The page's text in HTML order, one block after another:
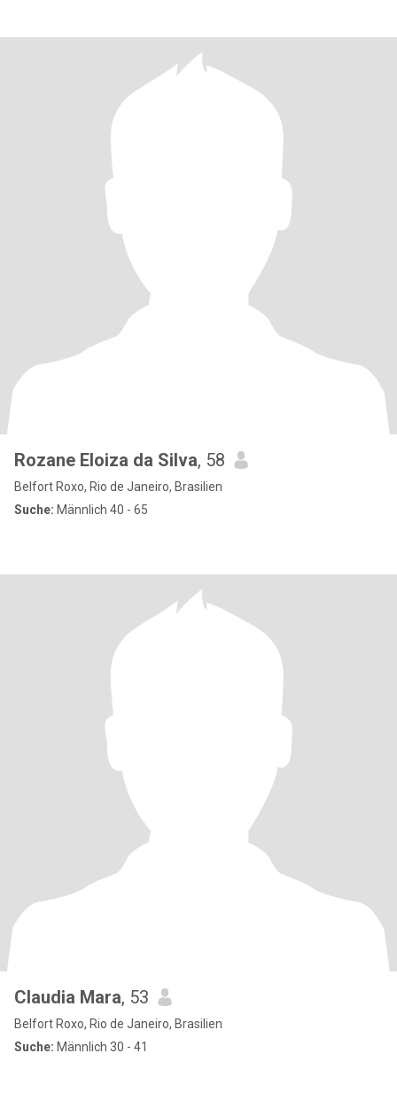
Rozane Eloiza da Silva, 58
Belfort Roxo, Rio de Janeiro, Brasilien
Suche: Männlich 40 - 65
Claudia Mara, 53
Belfort Roxo, Rio de Janeiro, Brasilien
Suche: Männlich 30 - 41